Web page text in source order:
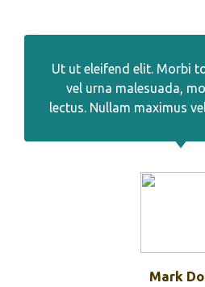
Ut ut eleifend elit. Morbi
vel urna malesuada,
lectus. Nullam maximus
Mark